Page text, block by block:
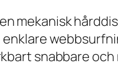
mekanisk
snabbare och